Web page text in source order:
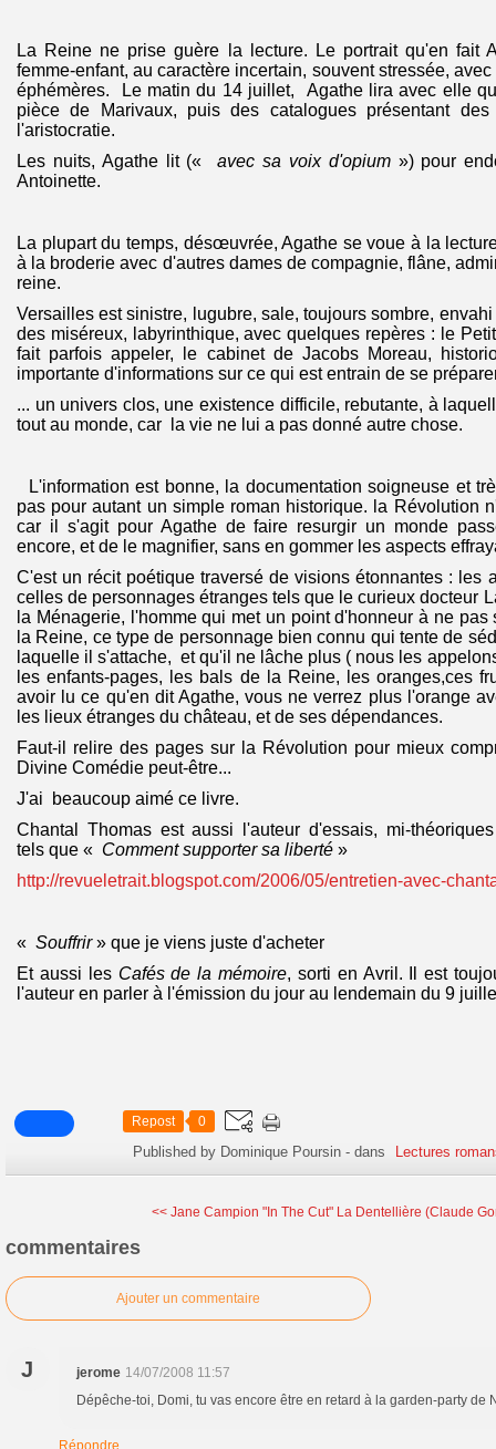
La Reine ne prise guère la lecture. Le portrait qu'en fait
femme-enfant, au caractère incertain, souvent stressée,
éphémères. Le matin du 14 juillet, Agathe lira avec elle
pièce de Marivaux, puis des catalogues présentant des
l'aristocratie.
Les nuits, Agathe lit («avec sa voix d'opium») pour
Antoinette.
La plupart du temps, désœuvrée, Agathe se voue à la
à la broderie avec d'autres dames de compagnie, flâne,
reine.
Versailles est sinistre, lugubre, sale, toujours sombre,
des miséreux, labyrinthique, avec quelques repères : le
fait parfois appeler, le cabinet de Jacobs Moreau,
importante d'informations sur ce qui est entrain de se
... un univers clos, une existence difficile, rebutante, à
tout au monde, car la vie ne lui a pas donné autre chose.
L'information est bonne, la documentation soigneuse et
pas pour autant un simple roman historique. la Révolution
car il s'agit pour Agathe de faire resurgir un monde
encore, et de le magnifier, sans en gommer les aspects
C'est un récit poétique traversé de visions étonnantes : les
celles de personnages étranges tels que le curieux docteur
la Ménagerie, l'homme qui met un point d'honneur à ne pas
la Reine, ce type de personnage bien connu qui tente de
laquelle il s'attache, et qu'il ne lâche plus ( nous les
les enfants-pages, les bals de la Reine, les oranges,ces
avoir lu ce qu'en dit Agathe, vous ne verrez plus l'orange
les lieux étranges du château, et de ses dépendances.
Faut-il relire des pages sur la Révolution pour mieux
Divine Comédie peut-être...
J'ai beaucoup aimé ce livre.
Chantal Thomas est aussi l'auteur d'essais, mi-
tels que « Comment supporter sa liberté »
http://revueletrait.blogspot.com/2006/05/entretien-avec-
« Souffrir» que je viens juste d'acheter
Et aussi les Cafés de la mémoire, sorti en Avril. Il est
l'auteur en parler à l'émission du jour au lendemain du 9
Repost 0
Published by Dominique Poursin -dans Lectures
<< Jane Campion "In The Cut" La Dentellière (Claude
commentaires
Ajouter un commentaire
J jerome 14/07/2008 11:57
Dépêche-toi, Domi, tu vas encore être en retard à la garden-party de
Répondre